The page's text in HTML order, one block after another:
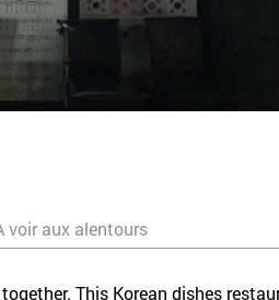
voir aux alentours
This Korean dishes